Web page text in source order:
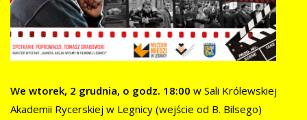
We wtorek, 2 grudnia, o godz. 18:00 w Sali Królewskiej
Akademii Rycerskiej w Legnicy (wejście od B. Bilsego)